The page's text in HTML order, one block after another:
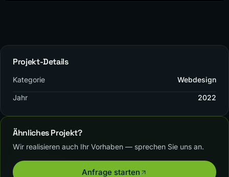
Projekt-Details
Kategorie Webdesign
Jahr 2022
Ähnliches Projekt?
Wir realisieren auch Ihr Vorhaben — sprechen Sie uns an.
Anfrage starten